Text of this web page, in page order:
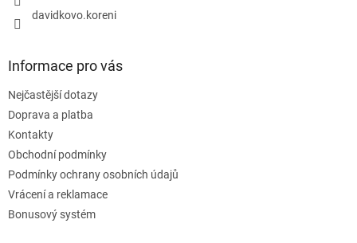
davidkovo.koreni
Informace pro vás
Nejčastější dotazy
Doprava a platba
Kontakty
Obchodní podmínky
Podmínky ochrany osobních údajů
Vrácení a reklamace
Bonusový systém